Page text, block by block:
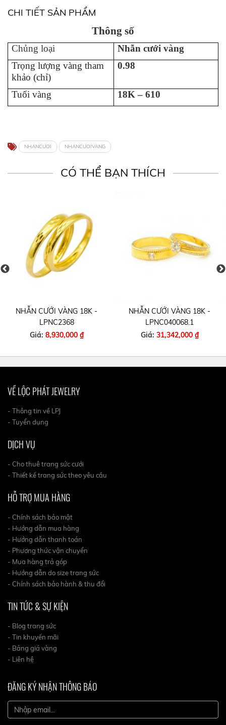
CHI TIẾT SẢN PHẨM
Thông số
Chủng loại
Nhẫn cưới vàng
Trọng lượng vàng tham
khảo (chỉ)
0.98
Tuổi vàng 18K – 610
NHANCUOI NHANCUOIVANG
CÓ THỂ BẠN THÍCH
NHẪN CƯỚI VÀNG 18K -
LPNC2368
Giá: 8,930,000 ₫
NHẪN CƯỚI VÀNG 18K -
LPNC040068.1
Giá: 31,342,000 ₫
VỀ LỘC PHÁT JEWELRY
- Thông tin về LPJ
- Tuyển dụng
DỊCH VỤ
- Cho thuê trang sức cưới
- Thiết kế trang sức theo yêu cầu
HỖ TRỢ MUA HÀNG
- Chính sách bảo mật
- Hướng dẫn mua hàng
- Hướng dẫn thanh toán
- Phương thức vận chuyển
- Mua hàng trả góp
- Hướng dẫn do size trang sức
- Chính sách bảo hành & thu đổi
TIN TỨC & SỰ KIỆN
- Blog trang sức
- Tin khuyến mãi
- Bảng giá vàng
- Liên hệ
ĐĂNG KÝ NHẬN THÔNG BÁO